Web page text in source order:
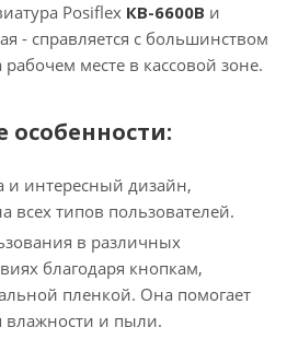
Posiflex КВ-6600B и
- справляется с большинством
месте в кассовой зоне.
и интересный дизайн,
всех типов пользователей.
в различных
благодаря кнопкам,
пленкой. Она помогает
влажности и пыли.